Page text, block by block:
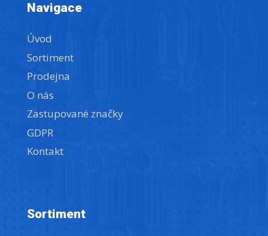
Navigace
Úvod
Sortiment
Prodejna
O nás
Zastupované značky
GDPR
Kontakt
Sortiment